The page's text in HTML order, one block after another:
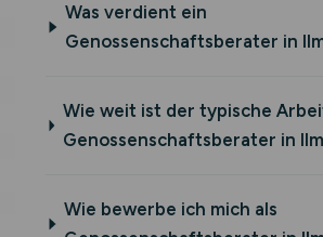
Was verdient ein
Genossenschaftsberater in
Wie weit ist der typische
Genossenschaftsberater in
Wie bewerbe ich mich als